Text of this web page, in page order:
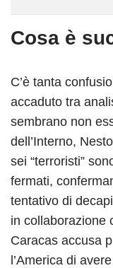
Cosa è
C’è tanta
accaduto tra
sembrano non
dell’Interno,
sei “terroristi”
fermati,
tentativo di
in collaborazione
Caracas accusa
l’America di